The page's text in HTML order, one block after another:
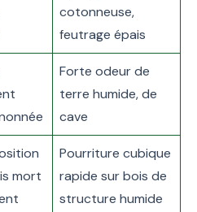
cotonneuse,
feutrage épais
Forte odeur de
terre humide, de
cave
mort
Pourriture cubique
rapide sur bois de
structure humide